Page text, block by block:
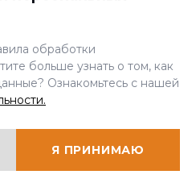
обработки
больше узнать о том, как
Ознакомьтесь с нашей
Я ПРИНИМАЮ